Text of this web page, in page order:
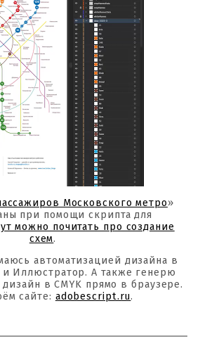
Московского метро»
при помощи скрипта для
можно почитать про создание
схем.
автоматизацией дизайна в
Иллюстратор. А также генерю
в CMYK прямо в браузере.
сайте: adobescript.ru.